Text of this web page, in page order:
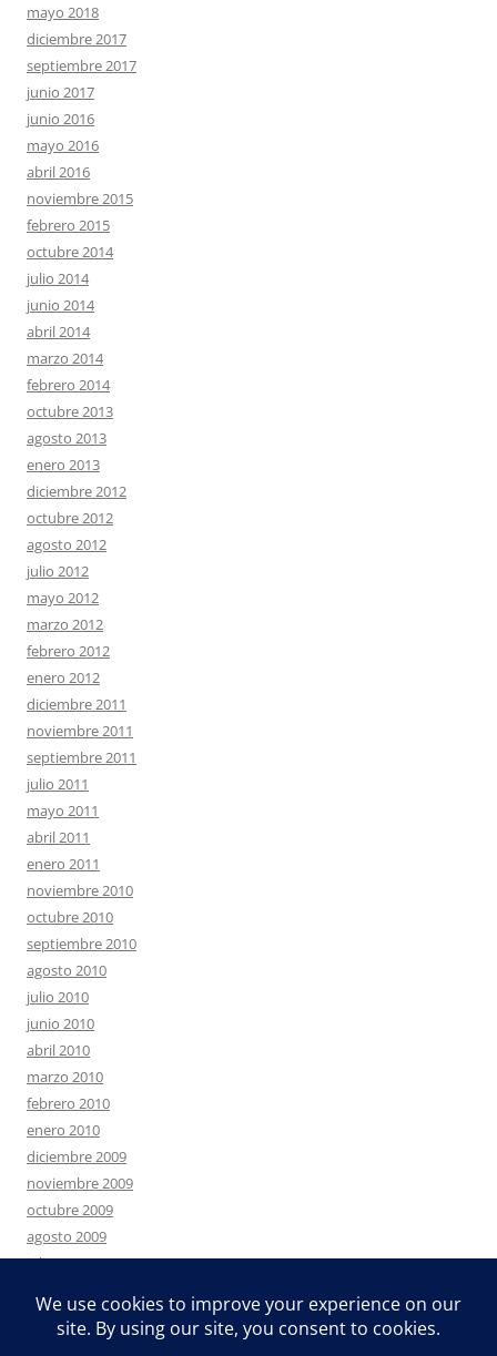
mayo 2018
diciembre 2017
septiembre 2017
junio 2017
junio 2016
mayo 2016
abril 2016
noviembre 2015
febrero 2015
octubre 2014
julio 2014
junio 2014
abril 2014
marzo 2014
febrero 2014
octubre 2013
agosto 2013
enero 2013
diciembre 2012
octubre 2012
agosto 2012
julio 2012
mayo 2012
marzo 2012
febrero 2012
enero 2012
diciembre 2011
noviembre 2011
septiembre 2011
julio 2011
mayo 2011
abril 2011
enero 2011
noviembre 2010
octubre 2010
septiembre 2010
agosto 2010
julio 2010
junio 2010
abril 2010
marzo 2010
febrero 2010
enero 2010
diciembre 2009
noviembre 2009
octubre 2009
agosto 2009
julio 2009
mayo 2009